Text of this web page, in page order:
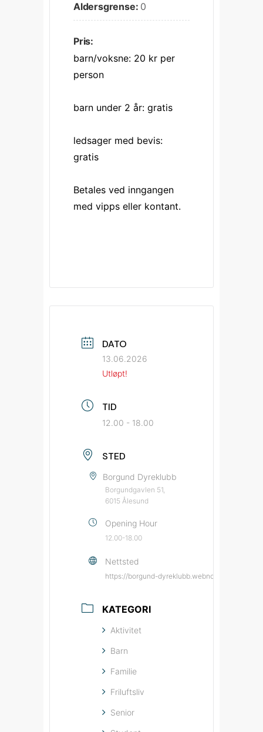
Aldersgrense: 0
Pris:
barn/voksne: 20 kr per
person
barn under 2 år: gratis
ledsager med bevis:
gratis
Betales ved inngangen
med vipps eller kontant.
DATO
13.06.2026
Utløpt!
TID
12.00 - 18.00
STED
Borgund Dyreklubb
Borgundgavlen 51,
6015 Ålesund
Opening Hour
12.00-18.00
Nettsted
https://borgund-dyreklubb.webnode.page/
KATEGORI
Aktivitet
Barn
Familie
Friluftsliv
Senior